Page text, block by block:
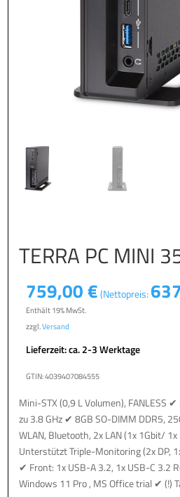
TERRA PC MINI
759,00€ (Nettopreis:
Enthält 19% MwSt.
zzgl.Versand
Lieferzeit: ca. 2-3 Werktage
GTIN: 4039407084555
Mini-STX (0,9 L Volumen), FANLESS
zu 3.8 GHz ✔ 8GB SO-DIMM DDR5,
WLAN, Bluetooth, 2x LAN (1x 1Gbit/
Unterstützt Triple-Monitoring (2x DP,
✔ Front: 1x USB-A 3.2, 1x USB-C 3.2
Windows 11 Pro , MS Office trial ✔ (!)